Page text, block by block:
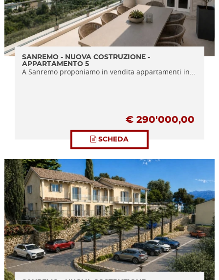
SANREMO - NUOVA COSTRUZIONE -
APPARTAMENTO 5
A Sanremo proponiamo in vendita appartamenti in...
€ 290'000,00
SCHEDA